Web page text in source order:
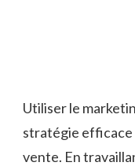
Utiliser le
stratégie efficace
vente. En‌